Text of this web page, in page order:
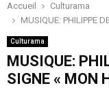
Accueil
Culturama
MUSIQUE: PHILIPPE
Culturama
MUSIQUE:
SIGNE « MON